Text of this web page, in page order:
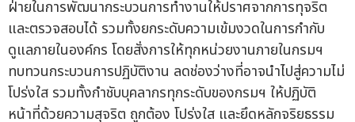
ฝ่ายในการพัฒนากระบวนการทำงานให้ปราศจากการทุจริต
และตรวจสอบได้ รวมทั้งยกระดับความเข้มงวดในการกำกับ
ดูแลภายในองค์กร โดยสั่งการให้ทุกหน่วยงานภายในกรมฯ
ทบทวนกระบวนการปฏิบัติงาน ลดช่องว่างที่อาจนำไปสู่ความไม่
โปร่งใส รวมทั้งกำชับบุคลากรทุกระดับของกรมฯ ให้ปฏิบัติ
หน้าที่ด้วยความสุจริต ถูกต้อง โปร่งใส และยึดหลักจริยธรรม